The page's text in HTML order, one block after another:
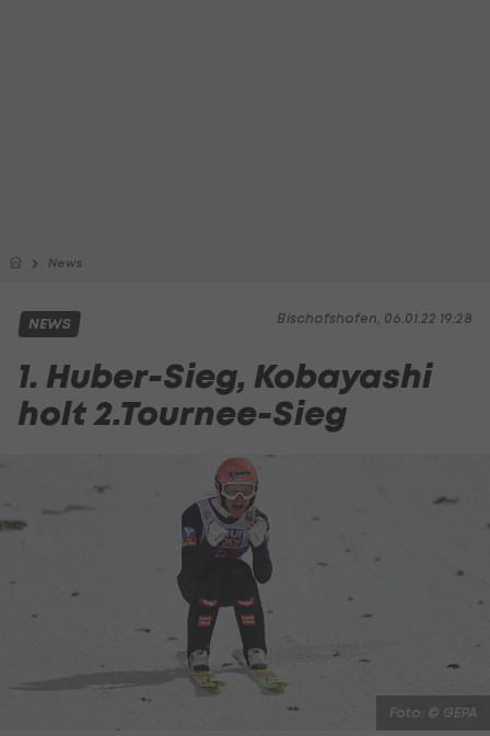
News
Bischofshofen, 06.01.22 19:28
NEWS
1. Huber-Sieg, Kobayashi
holt 2.Tournee-Sieg
Foto: © GEPA